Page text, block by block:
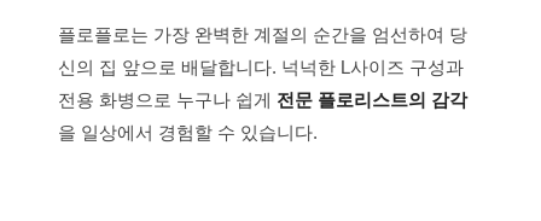
플로플로는 가장 완벽한 계절의 순간을 엄선하여 당
신의 집 앞으로 배달합니다. 넉넉한 L사이즈 구성과
전용 화병으로 누구나 쉽게 전문 플로리스트의 감각
을 일상에서 경험할 수 있습니다.